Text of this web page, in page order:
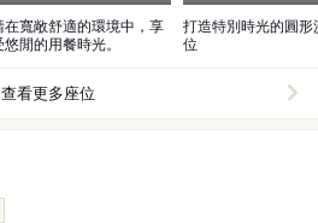
在寬敞舒適的環境中，享
悠閒的用餐時光。
打造特別時光的圓形
位
查看更多座位